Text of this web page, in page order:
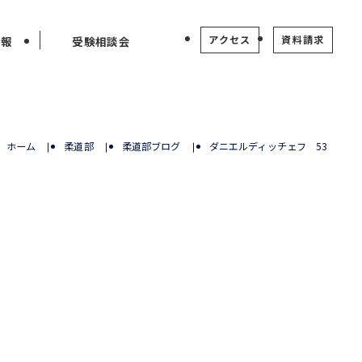
受験相談会 アクセス 資料請求
ホーム 柔道部 柔道部ブログ ダニエルディッチェフ 53